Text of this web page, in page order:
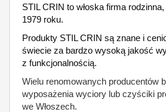
STIL CRIN to włoska firma
1979 roku.
Produkty STIL CRIN są znane i
świecie za bardzo wysoką jakość
z funkcjonalnością.
Wielu renomowanych producentów
wyposażenia wyciory lub czyściki
we Włoszech.